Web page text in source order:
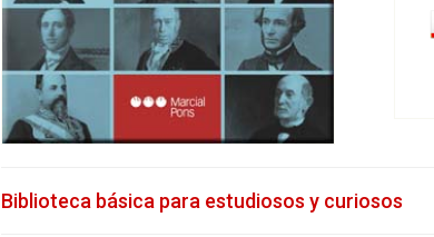
Biblioteca básica para estudiosos y curiosos